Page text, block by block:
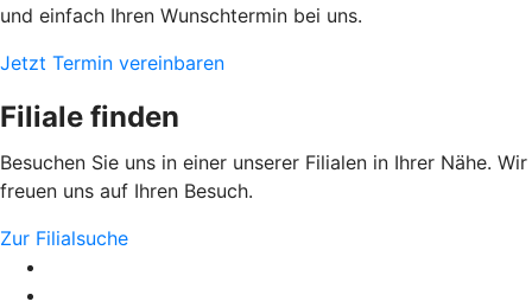
und einfach Ihren Wunschtermin bei uns.
Jetzt Termin vereinbaren
Filiale finden
Besuchen Sie uns in einer unserer Filialen in Ihrer Nähe. Wir
freuen uns auf Ihren Besuch.
Zur Filialsuche